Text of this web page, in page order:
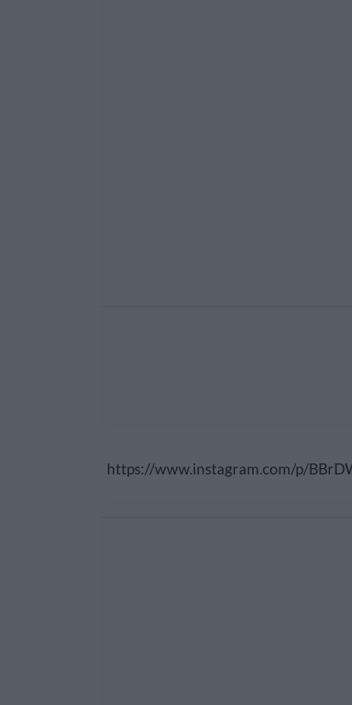
https://www.instagram.com/p/